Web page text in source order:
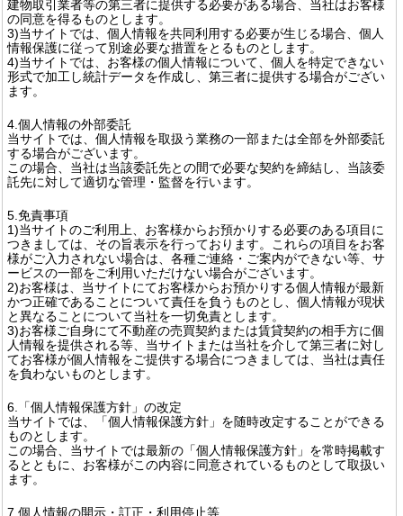
建物取引業者等の第三者に提供する必要がある場合、当社はお客様
の同意を得るものとします。
3)当サイトでは、個人情報を共同利用する必要が生じる場合、個人
情報保護に従って別途必要な措置をとるものとします。
4)当サイトでは、お客様の個人情報について、個人を特定できない
形式で加工し統計データを作成し、第三者に提供する場合がござい
ます。
4.個人情報の外部委託
当サイトでは、個人情報を取扱う業務の一部または全部を外部委託
する場合がございます。
この場合、当社は当該委託先との間で必要な契約を締結し、当該委
託先に対して適切な管理・監督を行います。
5.免責事項
1)当サイトのご利用上、お客様からお預かりする必要のある項目に
つきましては、その旨表示を行っております。これらの項目をお客
様がご入力されない場合は、各種ご連絡・ご案内ができない等、サ
ービスの一部をご利用いただけない場合がございます。
2)お客様は、当サイトにてお客様からお預かりする個人情報が最新
かつ正確であることについて責任を負うものとし、個人情報が現状
と異なることについて当社を一切免責とします。
3)お客様ご自身にて不動産の売買契約または賃貸契約の相手方に個
人情報を提供される等、当サイトまたは当社を介して第三者に対し
てお客様が個人情報をご提供する場合につきましては、当社は責任
を負わないものとします。
6.「個人情報保護方針」の改定
当サイトでは、「個人情報保護方針」を随時改定することができる
ものとします。
この場合、当サイトでは最新の「個人情報保護方針」を常時掲載す
るとともに、お客様がこの内容に同意されているものとして取扱い
ます。
7.個人情報の開示・訂正・利用停止等